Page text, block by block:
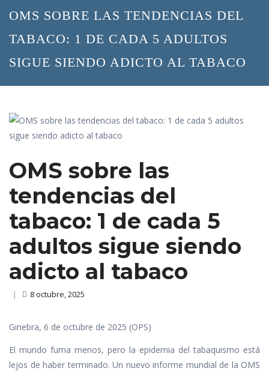
OMS SOBRE LAS TENDENCIAS DEL
TABACO: 1 DE CADA 5 ADULTOS
SIGUE SIENDO ADICTO AL TABACO
OMS sobre las
tendencias del
tabaco: 1 de cada 5
adultos sigue siendo
adicto al tabaco
| 8 octubre, 2025
Ginebra, 6 de octubre de 2025 (OPS)
El mundo fuma menos, pero la epidemia del tabaquismo está
lejos de haber terminado. Un nuevo informe mundial de la OMS